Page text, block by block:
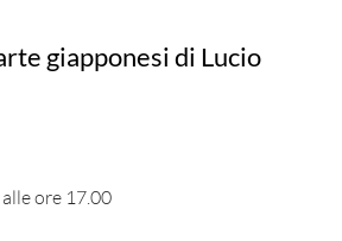
giapponesi di Lucio
ore 17.00